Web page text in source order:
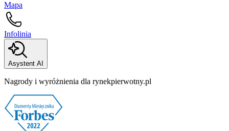
Mapa
Infolinia
Asystent AI
Nagrody i wyróżnienia dla rynekpierwotny.pl